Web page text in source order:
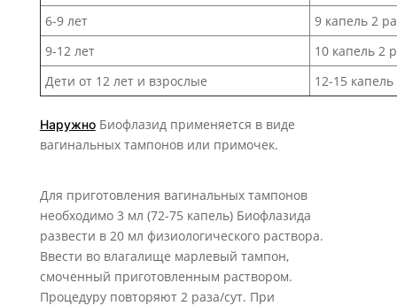
6-9 лет
9 капель 2
9-12 лет
10 капель 2
Дети от 12 лет и взрослые
12-15 капель
НаружноБиофлазид применяется в виде
вагинальных тампонов или примочек.
Для приготовления вагинальных тампонов
необходимо 3 мл (72-75 капель) Биофлазида
развести в 20 мл физиологического раствора.
Ввести во влагалище марлевый тампон,
смоченный приготовленным раствором.
Процедуру повторяют 2 раза/сут. При